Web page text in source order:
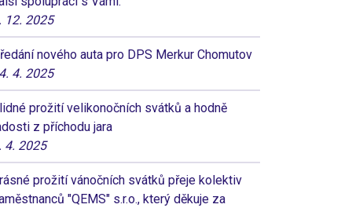
12. 2025
nového auta pro DPS Merkur Chomutov
4. 2025
prožití velikonočních svátků a hodně
z příchodu jara
4. 2025
prožití vánočních svátků přeje kolektiv
"QEMS" s.r.o., který děkuje za